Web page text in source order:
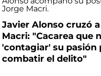
Javier Alonso cruzó
Macri: "Cacarea que
'contagiar' su pasión
combatir el delito"